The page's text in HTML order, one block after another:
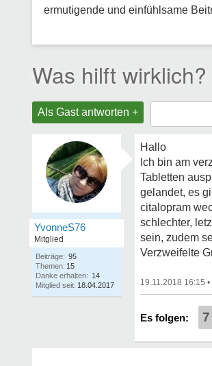
ermutigende und einfühlsame
Was hilft wirklich?
Als Gast antworten +
YvonneS76
Mitglied
Beiträge: 95
Themen: 15
Danke erhalten: 14
Mitglied seit: 18.04.2017
Hallo
Ich bin am
Tabletten
gelandet, es
citalopram
schlechter,
sein, zudem
Verzweifelte
19.11.2018 16:15 •